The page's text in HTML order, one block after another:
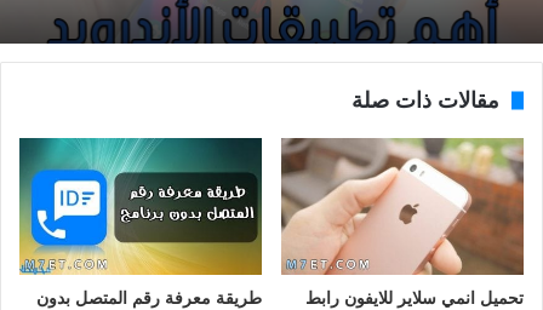
مقالات ذات صلة
تحميل انمي سلاير للايفون رابط
طريقة معرفة رقم المتصل بدون